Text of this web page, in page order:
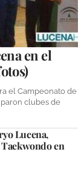
en el
el Campeonato de
clubes de
Lucena,
en